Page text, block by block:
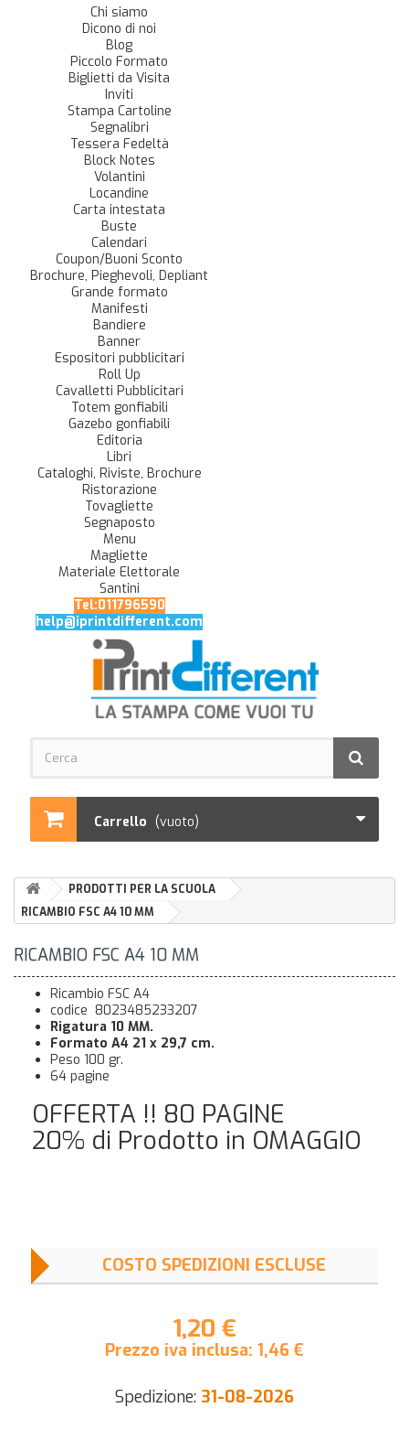
Chi siamo
Dicono di noi
Blog
Piccolo Formato
Biglietti da Visita
Inviti
Stampa Cartoline
Segnalibri
Tessera Fedeltà
Block Notes
Volantini
Locandine
Carta intestata
Buste
Calendari
Coupon/Buoni Sconto
Brochure, Pieghevoli, Depliant
Grande formato
Manifesti
Bandiere
Banner
Espositori pubblicitari
Roll Up
Cavalletti Pubblicitari
Totem gonfiabili
Gazebo gonfiabili
Editoria
Libri
Cataloghi, Riviste, Brochure
Ristorazione
Tovagliette
Segnaposto
Menu
Magliette
Materiale Elettorale
Santini
Tel:011796590
help@iprintdifferent.com
Carrello (vuoto)
PRODOTTI PER LA SCUOLA
RICAMBIO FSC A4 10 MM
RICAMBIO FSC A4 10 MM
Ricambio FSC A4
codice 8023485233207
Rigatura 10 MM.
Formato A4 21 x 29,7 cm.
Peso 100 gr.
64 pagine
OFFERTA !! 80 PAGINE
20% di Prodotto in OMAGGIO
COSTO SPEDIZIONI ESCLUSE
1,20 €
Prezzo iva inclusa: 1,46€
Spedizione: 31-08-2026